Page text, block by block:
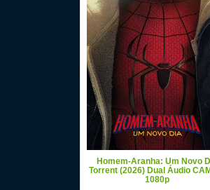
Homem-Aranha: Um Novo
Torrent (2026) Dual Áudio
1080p